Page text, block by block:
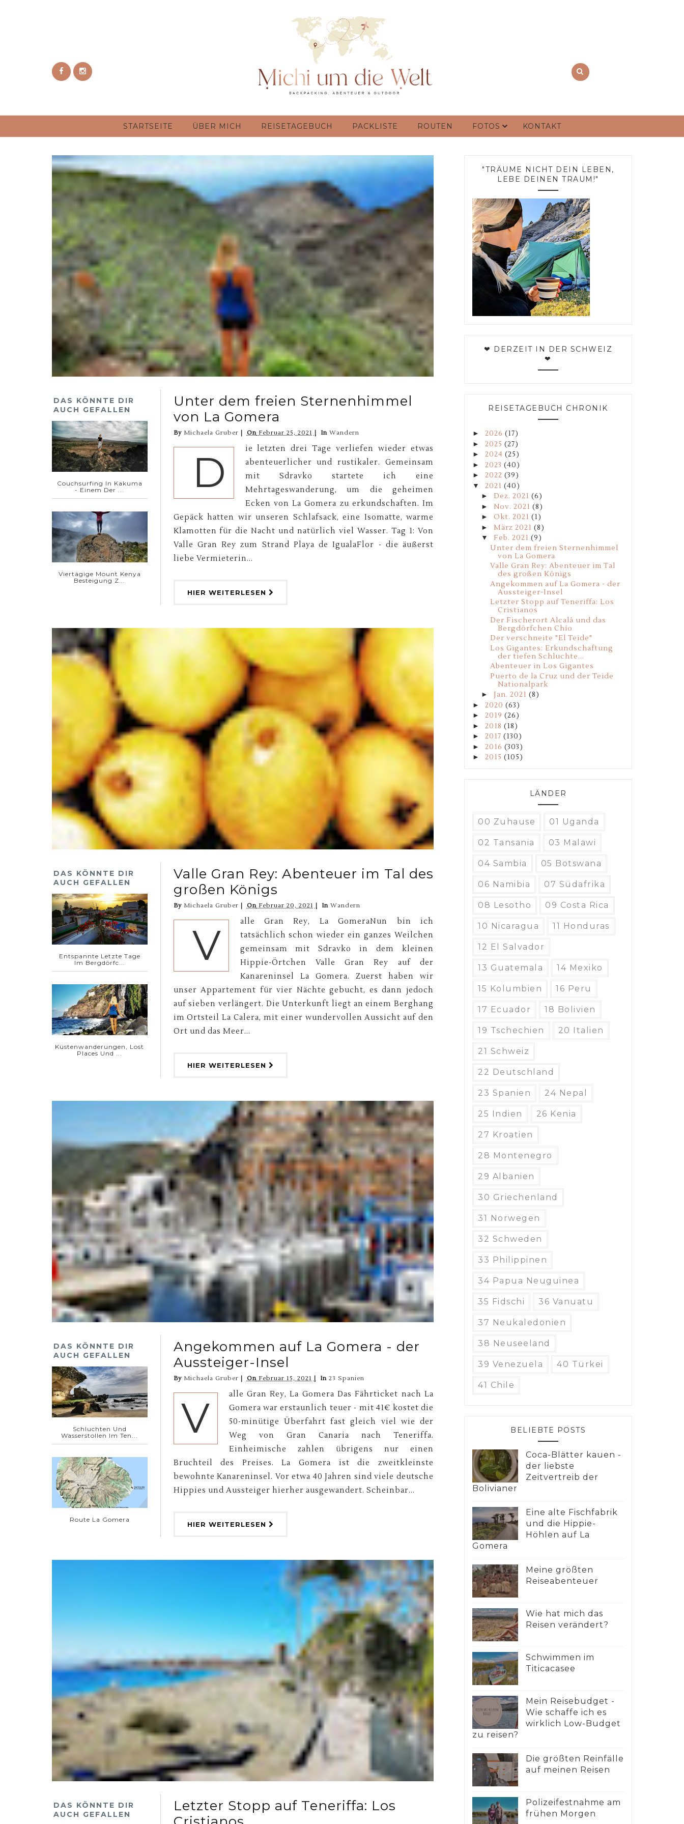
STARTSEITE ÜBER MICH REISETAGEBUCH PACKLISTE ROUTEN FOTOS KONTAKT
DAS KÖNNTE DIR
AUCH GEFALLEN
Couchsurfing In Kakuma
- Einem Der ...
Viertägige Mount Kenya
Besteigung Z...
Unter dem freien Sternenhimmel
von La Gomera
By Michaela Gruber OnFebruar 25, 2021 In Wandern
D
ie letzten drei Tage verliefen wieder etwas
abenteuerlicher und rustikaler. Gemeinsam
mit Sdravko startete ich eine
Mehrtageswanderung, um die geheimen
Ecken von La Gomera zu erkundschaften. Im
Gepäck hatten wir unseren Schlafsack, eine Isomatte, warme
Klamotten für die Nacht und natürlich viel Wasser. Tag 1: Von
Valle Gran Rey zum Strand Playa de IgualaFlor - die äußerst
liebe Vermieterin...
HIER WEITERLESEN
DAS KÖNNTE DIR
AUCH GEFALLEN
Entspannte Letzte Tage
Im Bergdörfc...
Küstenwanderungen, Lost
Places Und ...
Valle Gran Rey: Abenteuer im Tal des
großen Königs
By Michaela Gruber OnFebruar 20, 2021 In Wandern
V
alle Gran Rey, La GomeraNun bin ich
tatsächlich schon wieder ein ganzes Weilchen
gemeinsam mit Sdravko in dem kleinen
Hippie-Örtchen Valle Gran Rey auf der
Kanareninsel La Gomera. Zuerst haben wir
unser Appartement für vier Nächte gebucht, es dann jedoch
auf sieben verlängert. Die Unterkunft liegt an einem Berghang
im Ortsteil La Calera, mit einer wundervollen Aussicht auf den
Ort und das Meer...
HIER WEITERLESEN
DAS KÖNNTE DIR
AUCH GEFALLEN
Schluchten Und
Wasserstollen Im Ten...
Route La Gomera
Angekommen auf La Gomera - der
Aussteiger-Insel
By Michaela Gruber OnFebruar 15, 2021 In 23 Spanien
V
alle Gran Rey, La Gomera Das Fährticket nach La
Gomera war erstaunlich teuer - mit 41€ kostet die
50-minütige Überfahrt fast gleich viel wie der
Weg von Gran Canaria nach Teneriffa.
Einheimische zahlen übrigens nur einen
Bruchteil des Preises. La Gomera ist die zweitkleinste
bewohnte Kanareninsel. Vor etwa 40 Jahren sind viele deutsche
Hippies und Aussteiger hierher ausgewandert. Scheinbar...
HIER WEITERLESEN
DAS KÖNNTE DIR
AUCH GEFALLEN
Letzter Stopp auf Teneriffa: Los
"TRÄUME NICHT DEIN LEBEN,
LEBE DEINEN TRAUM!"
❤ DERZEIT IN DER SCHWEIZ
❤
REISETAGEBUCH CHRONIK
► 2026 (17)
► 2025 (27)
► 2024 (25)
► 2023 (40)
► 2022 (39)
▼ 2021 (40)
► Dez. 2021 (6)
► Nov. 2021 (8)
► Okt. 2021 (1)
► März 2021 (8)
▼ Feb. 2021 (9)
Unter dem freien Sternenhimmel
von La Gomera
Valle Gran Rey: Abenteuer im Tal
des großen Königs
Angekommen auf La Gomera - der
Aussteiger-Insel
Letzter Stopp auf Teneriffa: Los
Cristianos
Der Fischerort Alcalá und das
Bergdörfchen Chío
Der verschneite "El Teide"
Los Gigantes: Erkundschaftung
der tiefen Schluchte...
Abenteuer in Los Gigantes
Puerto de la Cruz und der Teide
Nationalpark
► Jan. 2021 (8)
► 2020 (63)
► 2019 (26)
► 2018 (18)
► 2017 (130)
► 2016 (303)
► 2015 (105)
LÄNDER
00 Zuhause 01 Uganda
02 Tansania 03 Malawi
04 Sambia 05 Botswana
06 Namibia 07 Südafrika
08 Lesotho 09 Costa Rica
10 Nicaragua 11 Honduras
12 El Salvador
13 Guatemala 14 Mexiko
15 Kolumbien 16 Peru
17 Ecuador 18 Bolivien
19 Tschechien 20 Italien
21 Schweiz
22 Deutschland
23 Spanien 24 Nepal
25 Indien 26 Kenia
27 Kroatien
28 Montenegro
29 Albanien
30 Griechenland
31 Norwegen
32 Schweden
33 Philippinen
34 Papua Neuguinea
35 Fidschi 36 Vanuatu
37 Neukaledonien
38 Neuseeland
39 Venezuela 40 Türkei
41 Chile
BELIEBTE POSTS
Coca-Blätter kauen -
der liebste
Zeitvertreib der
Bolivianer
Eine alte Fischfabrik
und die Hippie-
Höhlen auf La
Gomera
Meine größten
Reiseabenteuer
Wie hat mich das
Reisen verändert?
Schwimmen im
Titicacasee
Mein Reisebudget -
Wie schaffe ich es
wirklich Low-Budget
zu reisen?
Die größten Reinfälle
auf meinen Reisen
Polizeifestnahme am
frühen Morgen